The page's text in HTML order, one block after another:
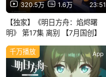
320.5万 1.6万 23:51
【独家】《明日方舟：焰烬曙
明》 第17集 离别 【7月国创】
千万播放 App